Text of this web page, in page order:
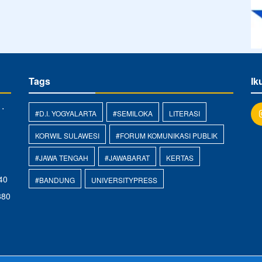
Tags
#D.I. YOGYALARTA #SEMILOKA LITERASI
KORWIL SULAWESI #FORUM KOMUNIKASI PUBLIK
#JAWA TENGAH #JAWABARAT KERTAS
#BANDUNG UNIVERSITYPRESS